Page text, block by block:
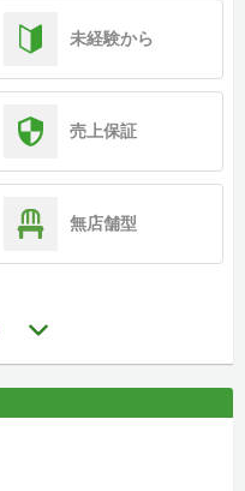
未経験から
売上保証
無店舗型